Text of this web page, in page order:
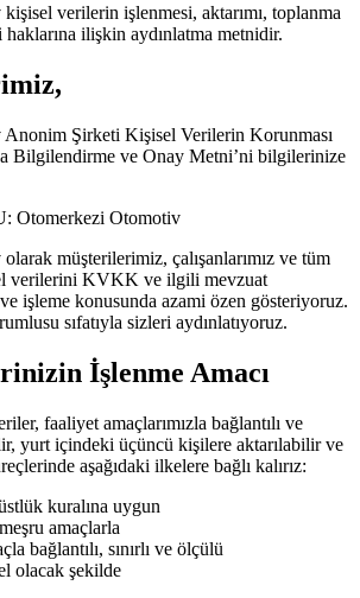
verilerin işlenmesi, aktarımı, toplanma
ilişkin aydınlatma metnidir.
Şirketi Kişisel Verilerin Korunması
Bilgilendirme ve Onay Metni’ni bilgilerinize
Otomerkezi Otomotiv
müşterilerimiz, çalışanlarımız ve tüm
verilerini KVKK ve ilgili mevzuat
işleme konusunda azami özen gösteriyoruz.
sıfatıyla sizleri aydınlatıyoruz.
İşlenme Amacı
faaliyet amaçlarımızla bağlantılı ve
yurt içindeki üçüncü kişilere aktarılabilir ve
aşağıdaki ilkelere bağlı kalırız:
kuralına uygun
amaçlarla
bağlantılı, sınırlı ve ölçülü
olacak şekilde